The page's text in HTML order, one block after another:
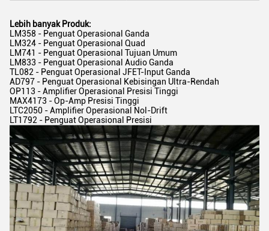
Lebih banyak Produk:
LM358 - Penguat Operasional Ganda
LM324 - Penguat Operasional Quad
LM741 - Penguat Operasional Tujuan Umum
LM833 - Penguat Operasional Audio Ganda
TL082 - Penguat Operasional JFET-Input Ganda
AD797 - Penguat Operasional Kebisingan Ultra-Rendah
OP113 - Amplifier Operasional Presisi Tinggi
MAX4173 - Op-Amp Presisi Tinggi
LTC2050 - Amplifier Operasional Nol-Drift
LT1792 - Penguat Operasional Presisi